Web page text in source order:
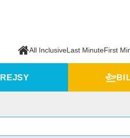
All InclusiveLast MinuteFirst
REJSY